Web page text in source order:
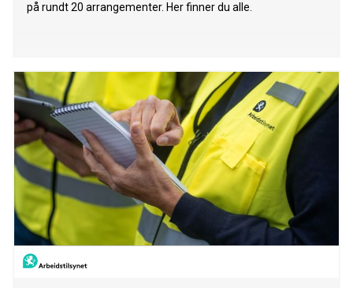
på rundt 20 arrangementer. Her finner du alle.